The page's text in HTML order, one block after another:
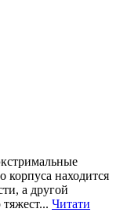
корпуса находится
а другой
Читати